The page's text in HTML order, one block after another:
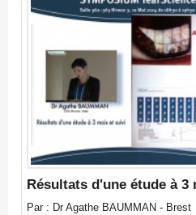
Résultats d'une étude à 3
Par : Dr Agathe BAUMMAN - Brest